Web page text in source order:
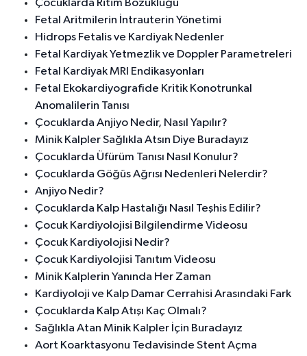
Çocuklarda Ritim Bozukluğu
Fetal Aritmilerin İntrauterin Yönetimi
Hidrops Fetalis ve Kardiyak Nedenler
Fetal Kardiyak Yetmezlik ve Doppler Parametreleri
Fetal Kardiyak MRI Endikasyonları
Fetal Ekokardiyografide Kritik Konotrunkal
Anomalilerin Tanısı
Çocuklarda Anjiyo Nedir, Nasıl Yapılır?
Minik Kalpler Sağlıkla Atsın Diye Buradayız
Çocuklarda Üfürüm Tanısı Nasıl Konulur?
Çocuklarda Göğüs Ağrısı Nedenleri Nelerdir?
Anjiyo Nedir?
Çocuklarda Kalp Hastalığı Nasıl Teşhis Edilir?
Çocuk Kardiyolojisi Bilgilendirme Videosu
Çocuk Kardiyolojisi Nedir?
Çocuk Kardiyolojisi Tanıtım Videosu
Minik Kalplerin Yanında Her Zaman
Kardiyoloji ve Kalp Damar Cerrahisi Arasındaki Fark
Çocuklarda Kalp Atışı Kaç Olmalı?
Sağlıkla Atan Minik Kalpler İçin Buradayız
Aort Koarktasyonu Tedavisinde Stent Açma